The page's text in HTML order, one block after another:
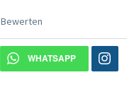
Bewerten
WHATSAPP